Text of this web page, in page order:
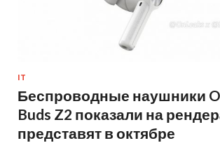
IT
Беспроводные наушники
Buds Z2 показали на
представят в октябре